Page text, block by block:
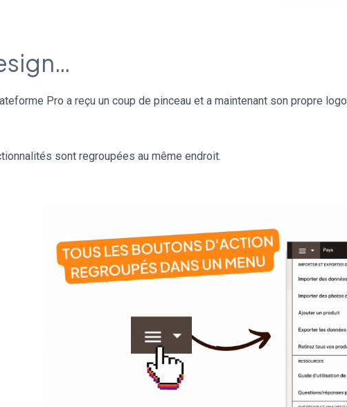
Pro a reçu un coup de pinceau et a maintenant son propre logo
sont regroupées au même endroit.